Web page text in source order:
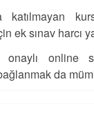
katılmayan
ek sınav harcı
onaylı online
da